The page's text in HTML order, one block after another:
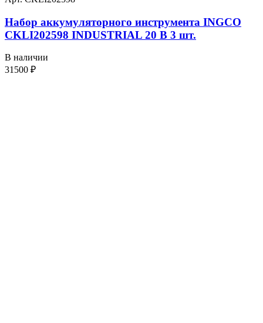
Набор аккумуляторного инструмента INGCO
CKLI202598 INDUSTRIAL 20 В 3 шт.
В наличии
31500 ₽